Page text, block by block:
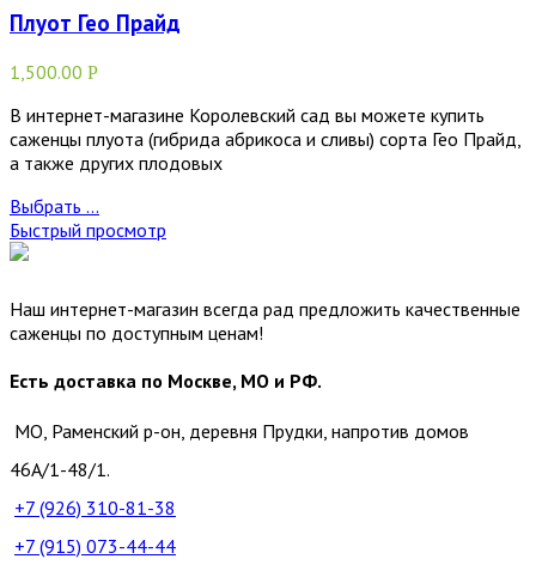
Плуот Гео Прайд
1,500.00 Р
В интернет-магазине Королевский сад вы можете купить
саженцы плуота (гибрида абрикоса и сливы) сорта Гео Прайд,
а также других плодовых
Выбрать ...
Быстрый просмотр
Наш интернет-магазин всегда рад предложить качественные
саженцы по доступным ценам!
Есть доставка по Москве, МО и РФ.
МО, Раменский р-он, деревня Прудки, напротив домов
46А/1-48/1.
+7 (926) 310-81-38
+7 (915) 073-44-44